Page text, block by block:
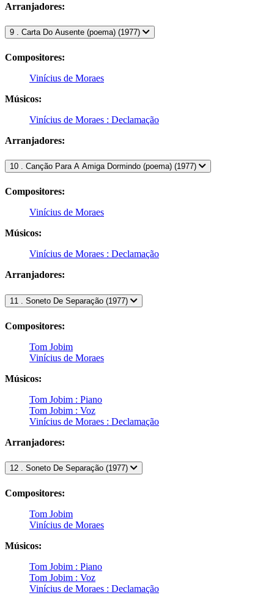
Arranjadores:
9 . Carta Do Ausente (poema) (1977)
Compositores:
Vinícius de Moraes
Músicos:
Vinícius de Moraes : Declamação
Arranjadores:
10 . Canção Para A Amiga Dormindo (poema) (1977)
Compositores:
Vinícius de Moraes
Músicos:
Vinícius de Moraes : Declamação
Arranjadores:
11 . Soneto De Separação (1977)
Compositores:
Tom Jobim
Vinícius de Moraes
Músicos:
Tom Jobim : Piano
Tom Jobim : Voz
Vinícius de Moraes : Declamação
Arranjadores:
12 . Soneto De Separação (1977)
Compositores:
Tom Jobim
Vinícius de Moraes
Músicos:
Tom Jobim : Piano
Tom Jobim : Voz
Vinícius de Moraes : Declamação